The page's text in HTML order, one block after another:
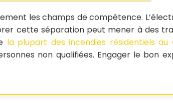
les champs de compétence.
cette séparation peut mener à des
la plupart des incendies résidentiels au
non qualifiées. Engager le bon